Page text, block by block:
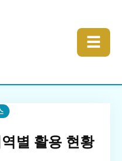
☰
별 활용 현황